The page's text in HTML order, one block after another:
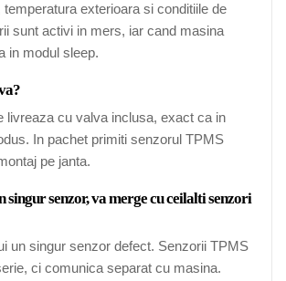
exterioara si conditiile de
sunt activi in mers, iar cand masina
in modul sleep.
livreaza cu valva inclusa, exact ca in
In pachet primiti senzorul TPMS
pe janta.
singur senzor, va merge cu ceilalti senzori
un singur senzor defect. Senzorii TPMS
ci comunica separat cu masina.